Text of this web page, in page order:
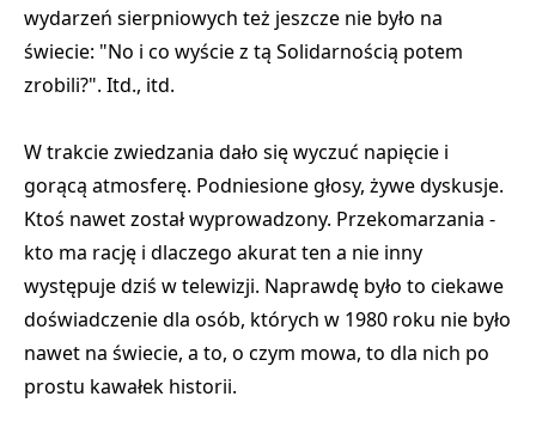
wydarzeń sierpniowych też jeszcze nie było na
świecie: "No i co wyście z tą Solidarnością potem
zrobili?". Itd., itd.
W trakcie zwiedzania dało się wyczuć napięcie i
gorącą atmosferę. Podniesione głosy, żywe dyskusje.
Ktoś nawet został wyprowadzony. Przekomarzania -
kto ma rację i dlaczego akurat ten a nie inny
występuje dziś w telewizji. Naprawdę było to ciekawe
doświadczenie dla osób, których w 1980 roku nie było
nawet na świecie, a to, o czym mowa, to dla nich po
prostu kawałek historii.